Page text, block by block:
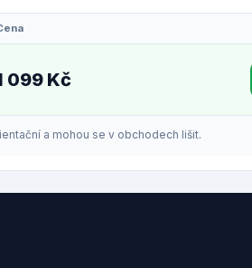
099 Kč
a mohou se v obchodech lišit.